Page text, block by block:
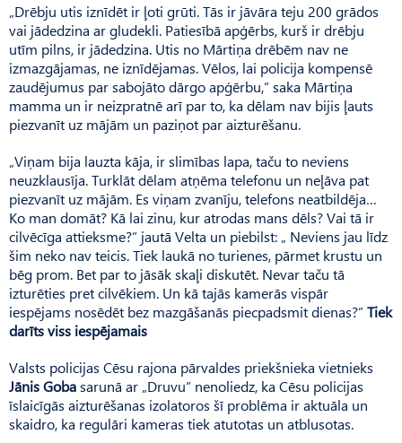
„Drēbju utis iznīdēt ir ļoti grūti. Tās ir jāvāra teju 200 grādos
vai jādedzina ar gludekli. Patiesībā apģērbs, kurš ir drēbju
utīm pilns, ir jādedzina. Utis no Mārtiņa drēbēm nav ne
izmazgājamas, ne iznīdējamas. Vēlos, lai policija kompensē
zaudējumus par sabojāto dārgo apģērbu,” saka Mārtiņa
mamma un ir neizpratnē arī par to, ka dēlam nav bijis ļauts
piezvanīt uz mājām un paziņot par aizturēšanu.
„Viņam bija lauzta kāja, ir slimības lapa, taču to neviens
neuzklausīja. Turklāt dēlam atņēma telefonu un neļāva pat
piezvanīt uz mājām. Es viņam zvanīju, telefons neatbildēja…
Ko man domāt? Kā lai zinu, kur atrodas mans dēls? Vai tā ir
cilvēcīga attieksme?” jautā Velta un piebilst: „ Neviens jau līdz
šim neko nav teicis. Tiek laukā no turienes, pārmet krustu un
bēg prom. Bet par to jāsāk skaļi diskutēt. Nevar taču tā
izturēties pret cilvēkiem. Un kā tajās kamerās vispār
iespējams nosēdēt bez mazgāšanās piecpadsmit dienas?” Tiek
darīts viss iespējamais
Valsts policijas Cēsu rajona pārvaldes priekšnieka vietnieks
Jānis Gobasarunā ar „Druvu” nenoliedz, ka Cēsu policijas
īslaicīgās aizturēšanas izolatoros šī problēma ir aktuāla un
skaidro, ka regulāri kameras tiek atutotas un atblusotas.